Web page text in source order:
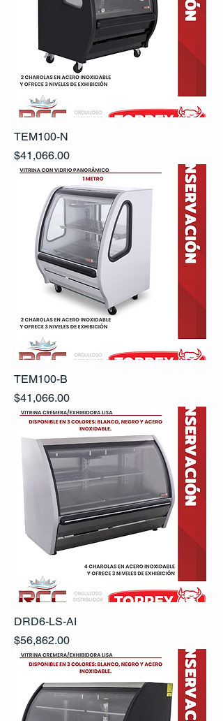
TEM100-N
Precio
$41,066.00
TEM100-B
Precio
$41,066.00
DRD6-LS-AI
Precio
$56,862.00